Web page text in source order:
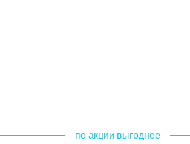
по акции выгоднее